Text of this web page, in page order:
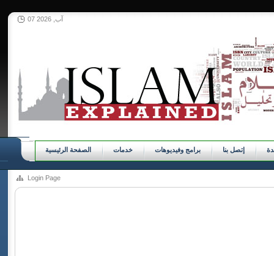
07 آب, 2026
الصفحة الرئيسية خدمات برامج وفيديوهات إتصل بنا
Login Page